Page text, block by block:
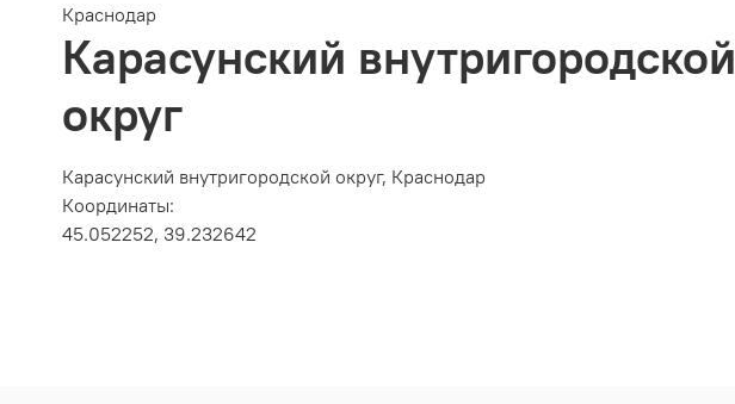
Краснодар
Карасунский внутригородской
округ
Карасунский внутригородской округ, Краснодар
Координаты:
45.052252, 39.232642